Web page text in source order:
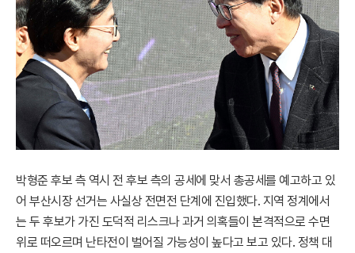
박형준 후보 측 역시 전 후보 측의 공세에 맞서 총공세를 예고하고 있
어 부산시장 선거는 사실상 전면전 단계에 진입했다. 지역 정계에서
는 두 후보가 가진 도덕적 리스크나 과거 의혹들이 본격적으로 수면
위로 떠오르며 난타전이 벌어질 가능성이 높다고 보고 있다. 정책 대